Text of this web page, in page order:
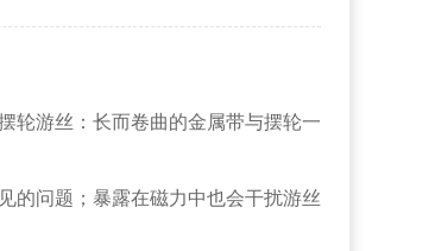
游丝：长而卷曲的金属带与摆轮一
问题；暴露在磁力中也会干扰游丝